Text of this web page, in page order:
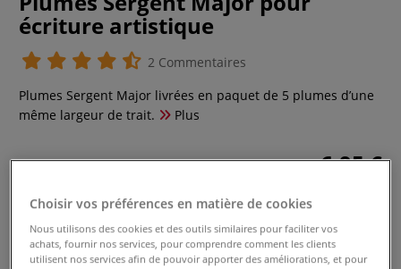
écriture artistique
2 Commentaires
Plumes Sergent Major livrées en paquet de 5 plumes d’une
même largeur de trait.
Plus
6,95 €
Acheter ce Produit
Choisir vos préférences en matière de cookies
Nous utilisons des cookies et des outils similaires pour faciliter vos
achats, fournir nos services, pour comprendre comment les clients
utilisent nos services afin de pouvoir apporter des améliorations, et pour